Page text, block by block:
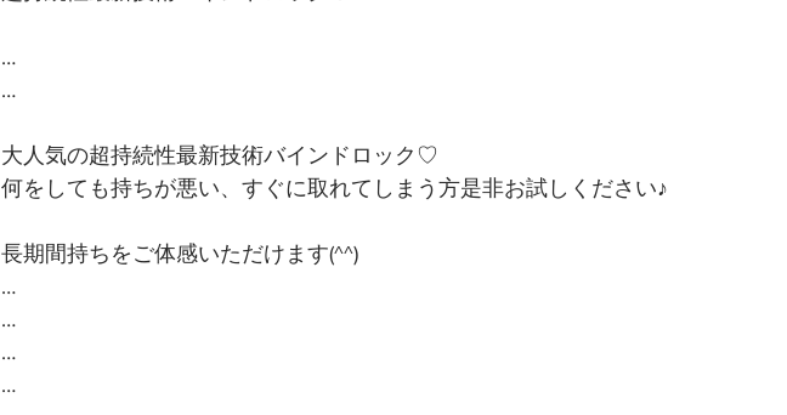
…
…
大人気の超持続性最新技術バインドロック♡
何をしても持ちが悪い、すぐに取れてしまう方是非お試しください♪
長期間持ちをご体感いただけます(^^)
…
…
…
…